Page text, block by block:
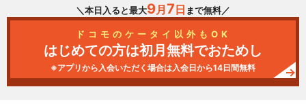
＼本日入ると最大9月 7 日 まで無料／
ドコモのケータイ以外もOK
はじめての方は初月無料でおためし
※アプリから入会いただく場合は入会日から14日間無料